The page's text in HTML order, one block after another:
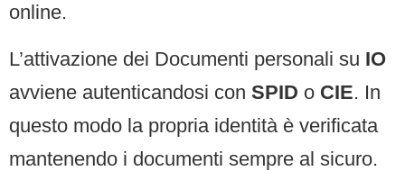
online.
L’attivazione dei Documenti personali su IO
avviene autenticandosi con SPID o CIE. In
questo modo la propria identità è verificata
mantenendo i documenti sempre al sicuro.